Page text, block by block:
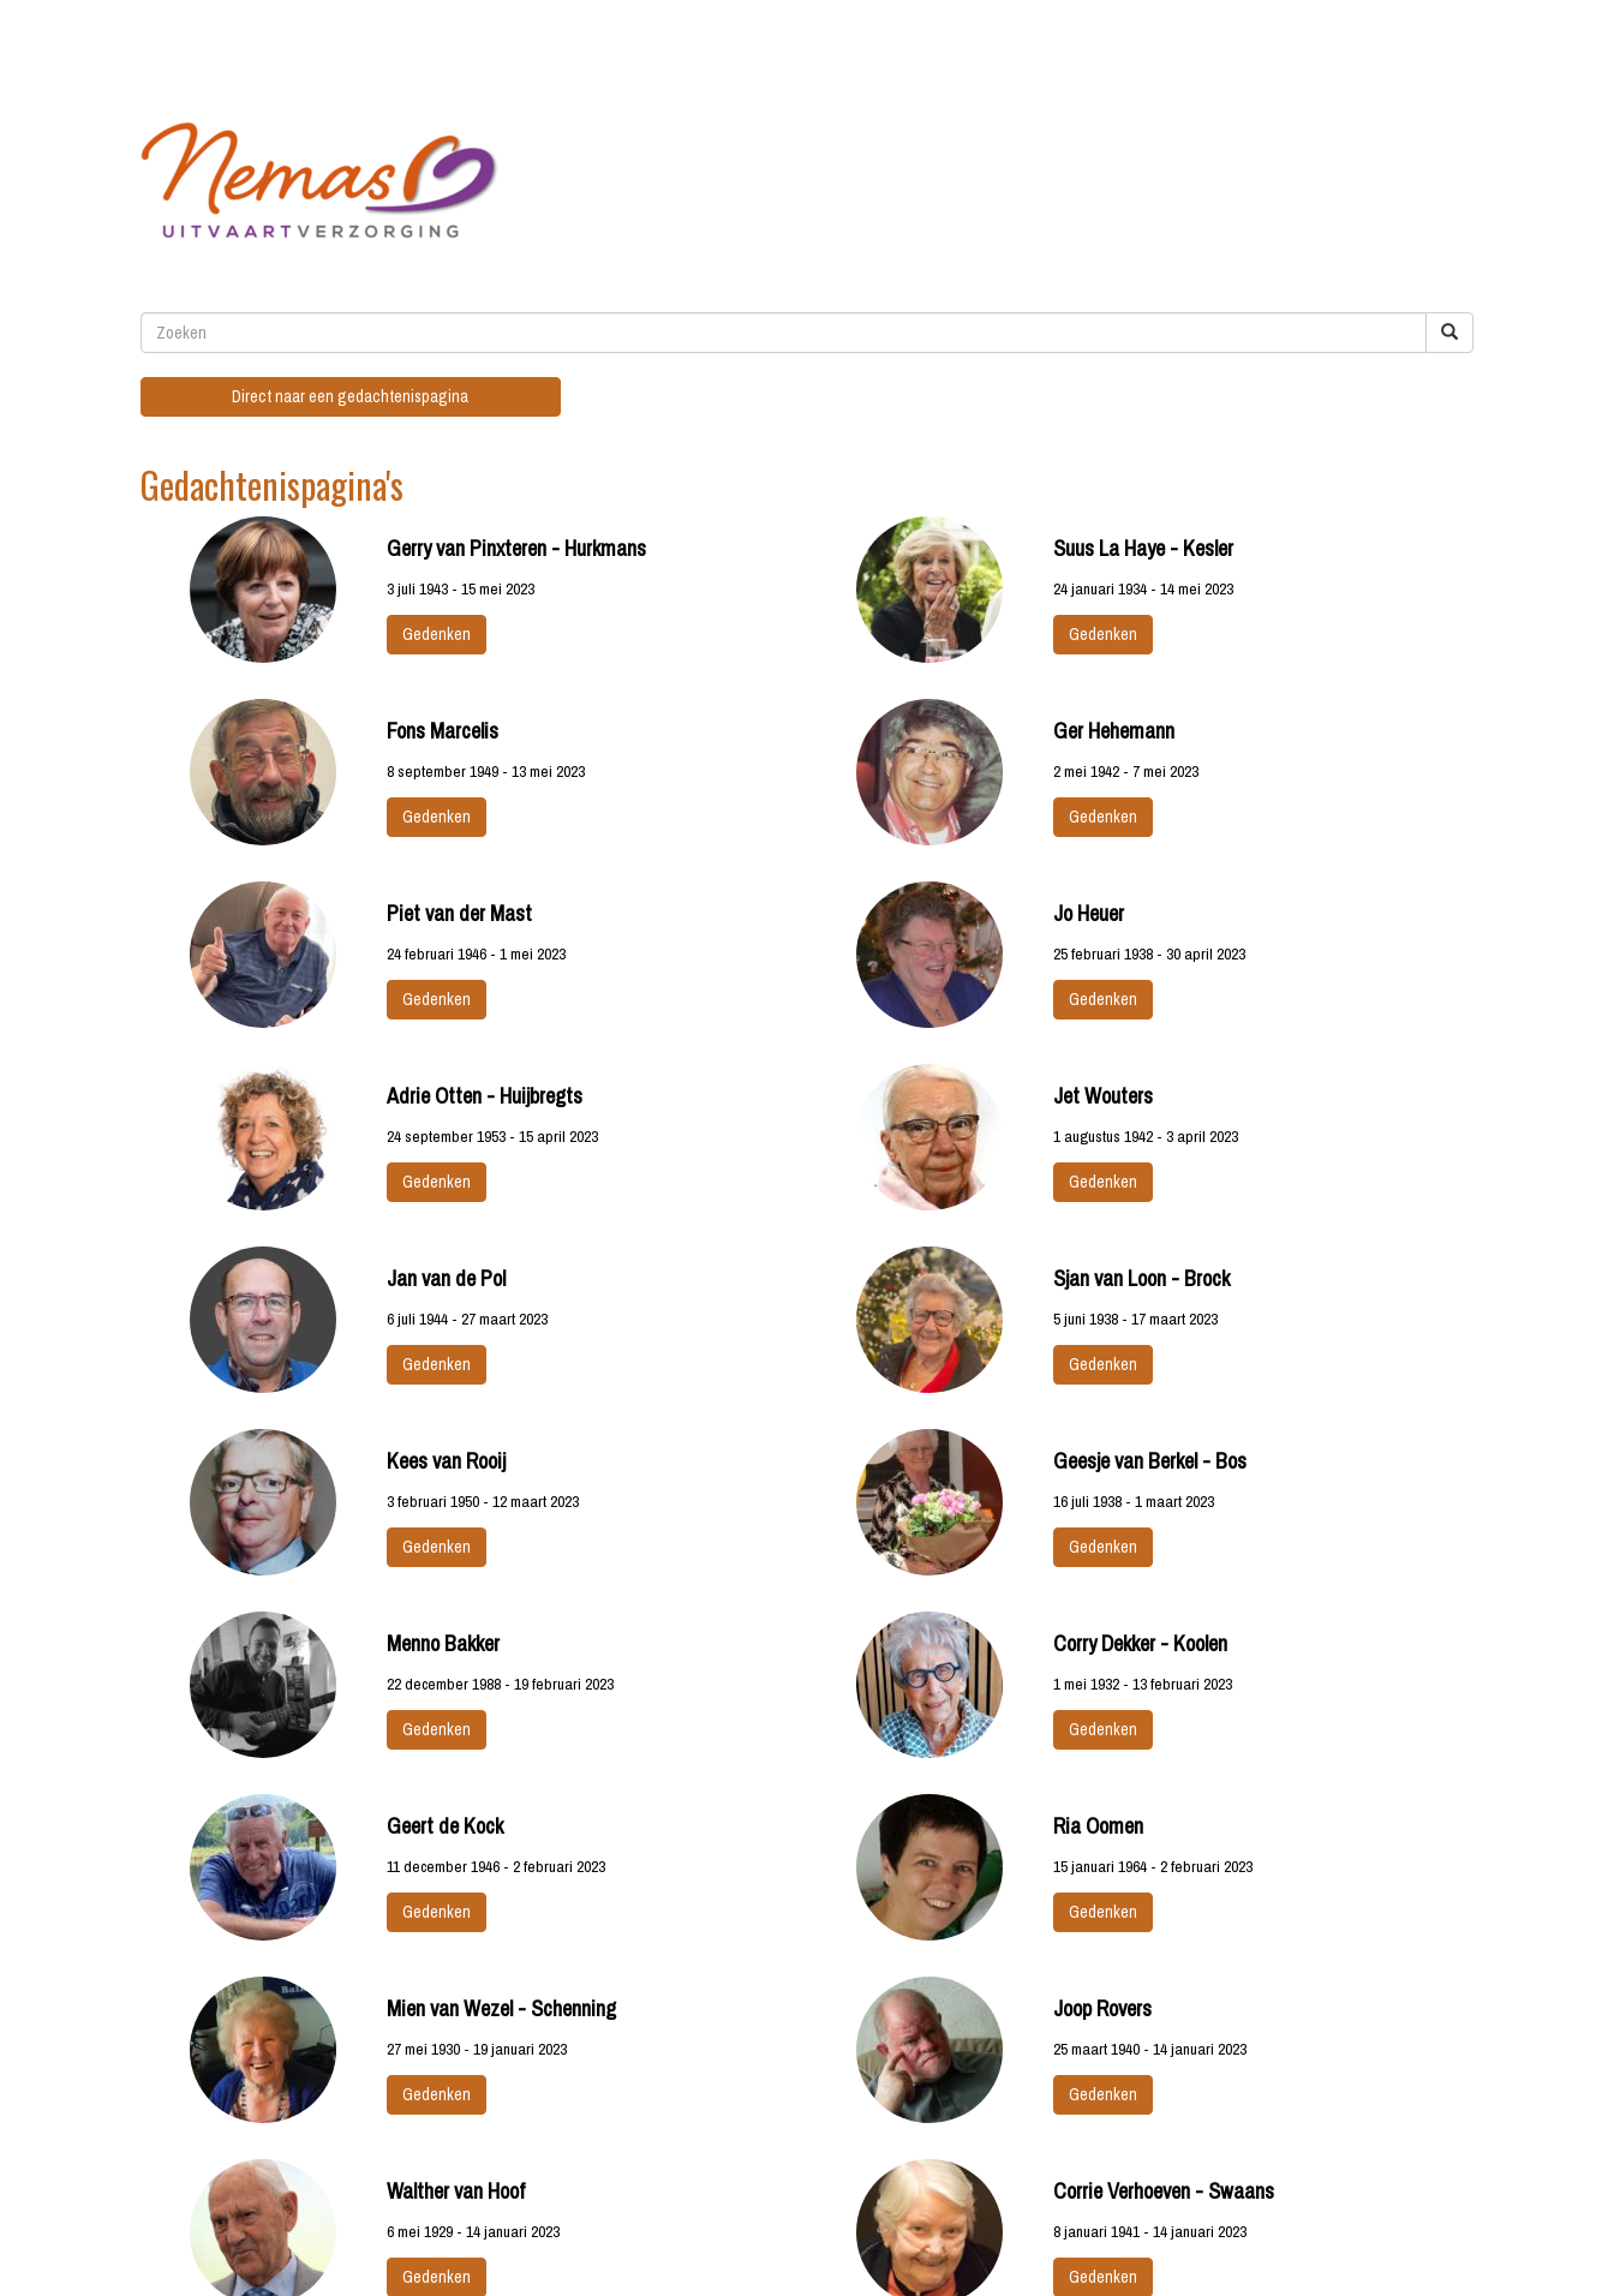
Direct naar een gedachtenispagina
Gedachtenispagina's
Gerry van Pinxteren - Hurkmans
3 juli 1943 - 15 mei 2023
Gedenken
Suus La Haye - Kesler
24 januari 1934 - 14 mei 2023
Gedenken
Fons Marcelis
8 september 1949 - 13 mei 2023
Gedenken
Ger Hehemann
2 mei 1942 - 7 mei 2023
Gedenken
Piet van der Mast
24 februari 1946 - 1 mei 2023
Gedenken
Jo Heuer
25 februari 1938 - 30 april 2023
Gedenken
Adrie Otten - Huijbregts
24 september 1953 - 15 april 2023
Gedenken
Jet Wouters
1 augustus 1942 - 3 april 2023
Gedenken
Jan van de Pol
6 juli 1944 - 27 maart 2023
Gedenken
Sjan van Loon - Brock
5 juni 1938 - 17 maart 2023
Gedenken
Kees van Rooij
3 februari 1950 - 12 maart 2023
Gedenken
Geesje van Berkel - Bos
16 juli 1938 - 1 maart 2023
Gedenken
Menno Bakker
22 december 1988 - 19 februari 2023
Gedenken
Corry Dekker - Koolen
1 mei 1932 - 13 februari 2023
Gedenken
Geert de Kock
11 december 1946 - 2 februari 2023
Gedenken
Ria Oomen
15 januari 1964 - 2 februari 2023
Gedenken
Mien van Wezel - Schenning
27 mei 1930 - 19 januari 2023
Gedenken
Joop Rovers
25 maart 1940 - 14 januari 2023
Gedenken
Walther van Hoof
6 mei 1929 - 14 januari 2023
Gedenken
Corrie Verhoeven - Swaans
8 januari 1941 - 14 januari 2023
Gedenken